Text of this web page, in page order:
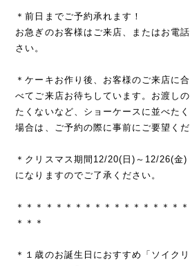
＊前日までご予約承れます！
お急ぎのお客様はご来店、またはお電
さい。
＊ケーキお作り後、お客様のご来店に
べてご来店お待ちしています。お渡し
たくないなど、ショーケースに並べた
場合は、ご予約の際に事前にご要望くだ
＊クリスマス期間12/20(日)～12/26(金
になりますのでご了承ください。
＊＊＊＊＊＊＊＊＊＊＊＊＊＊＊＊＊
＊＊＊
＊１歳のお誕生日におすすめ「ソイク